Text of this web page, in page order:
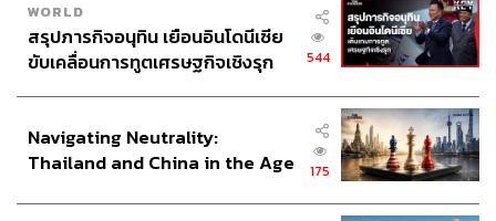
WORLD
สรุปภารกิจอนุทิน เยือนอินโดนีเซีย
ขับเคลื่อนการทูตเศรษฐกิจเชิงรุก
544
Navigating Neutrality:
Thailand and China in the Age
175